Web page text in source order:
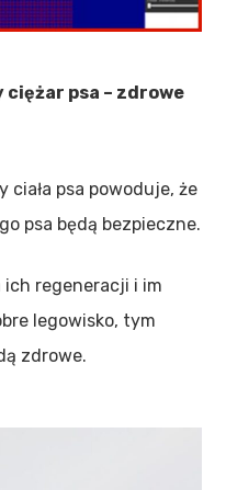
ciężar psa – zdrowe
ciała psa powoduje, że
psa będą bezpieczne.
ich regeneracji i im
legowisko, tym
zdrowe.